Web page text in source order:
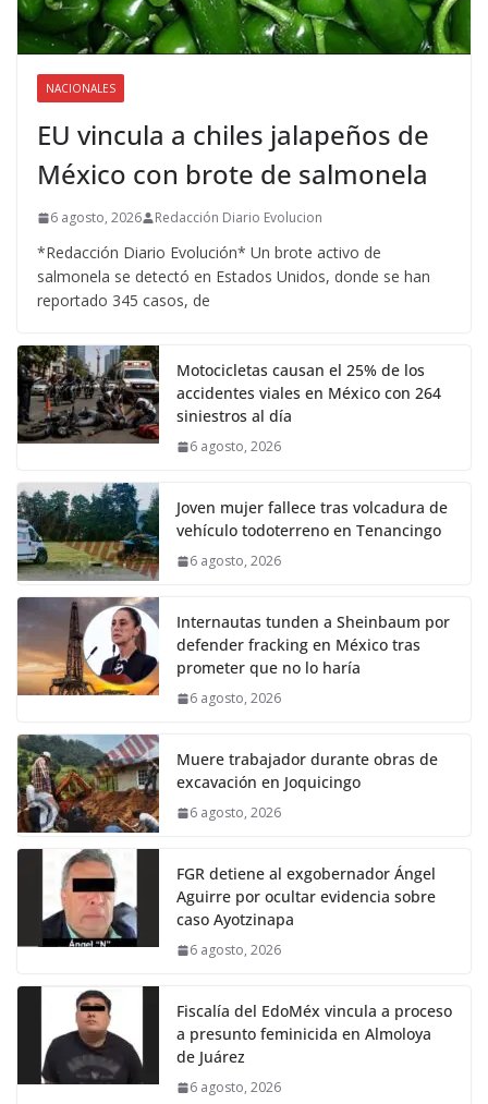
NACIONALES
EU vincula a chiles jalapeños de
México con brote de salmonela
6 agosto, 2026 Redacción Diario Evolucion
*Redacción Diario Evolución* Un brote activo de
salmonela se detectó en Estados Unidos, donde se han
reportado 345 casos, de
Motocicletas causan el 25% de los
accidentes viales en México con 264
siniestros al día
6 agosto, 2026
Joven mujer fallece tras volcadura de
vehículo todoterreno en Tenancingo
6 agosto, 2026
Internautas tunden a Sheinbaum por
defender fracking en México tras
prometer que no lo haría
6 agosto, 2026
Muere trabajador durante obras de
excavación en Joquicingo
6 agosto, 2026
FGR detiene al exgobernador Ángel
Aguirre por ocultar evidencia sobre
caso Ayotzinapa
6 agosto, 2026
Fiscalía del EdoMéx vincula a proceso
a presunto feminicida en Almoloya
de Juárez
6 agosto, 2026